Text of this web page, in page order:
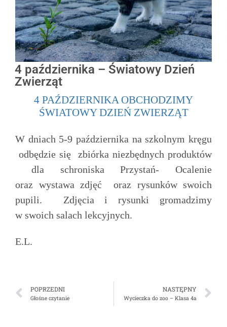
4 października – Światowy Dzień
Zwierząt
4 PAŹDZIERNIKA OBCHODZIMY
ŚWIATOWY DZIEŃ ZWIERZĄT
W dniach 5-9 października na szkolnym kręgu
odbędzie się
zbiórka niezbędnych produktów
dla schroniska Przystań- Ocalenie
oraz wystawa zdjęć
oraz rysunków swoich
pupili.
Zdjęcia i rysunki gromadzimy
w swoich salach lekcyjnych.
E.L.
POPRZEDNI
Głośne czytanie
NASTĘPNY
Wycieczka do zoo – Klasa 4a